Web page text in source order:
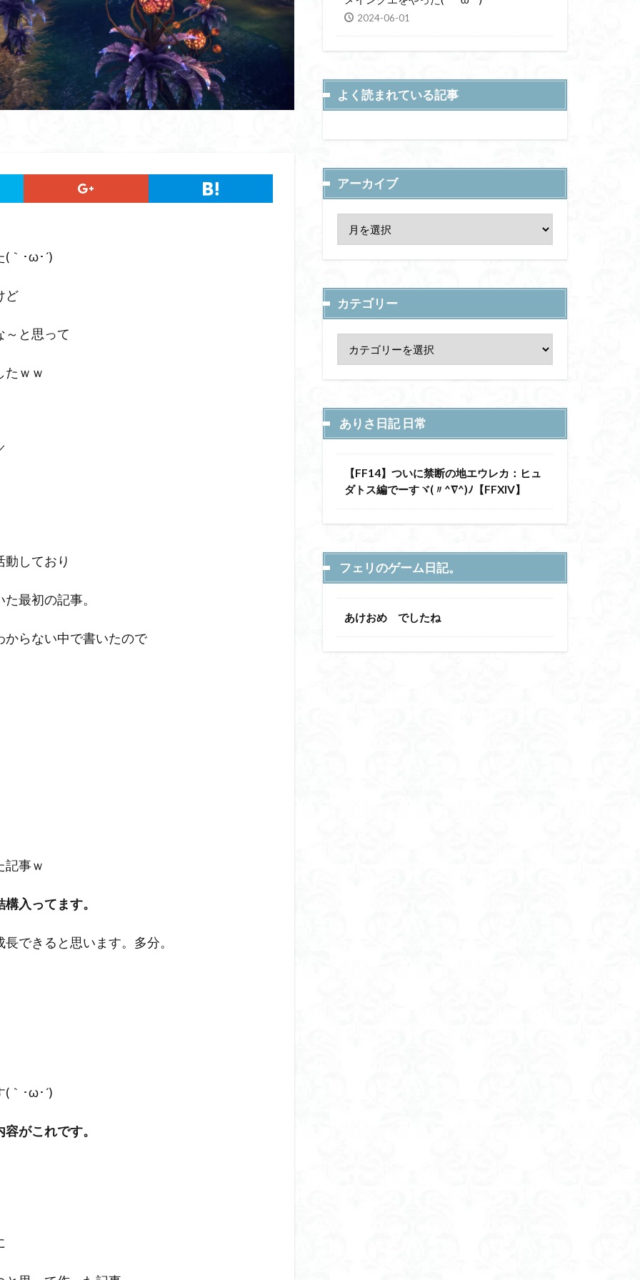
｀･ω･´)
ど
～と思って
たｗｗ
しており
最初の記事。
らない中で書いたので
記事ｗ
入ってます。
できると思います。多分。
｀･ω･´)
がこれです。
2024-06-01
よく読まれている記事
アーカイブ
カテゴリー
ありさ日記 日常
【FF14】ついに禁断の地エウレカ：ヒュ
ダトス編でーすヾ(〃^∇^)ﾉ【FFXIV】
フェリのゲーム日記。
あけおめ でしたね